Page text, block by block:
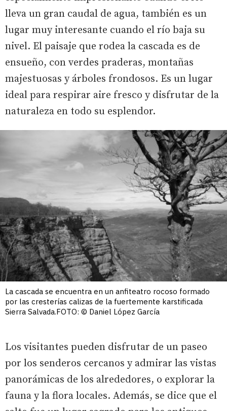
lleva un gran caudal de agua, también es un
lugar muy interesante cuando el río baja su
nivel. El paisaje que rodea la cascada es de
ensueño, con verdes praderas, montañas
majestuosas y árboles frondosos. Es un lugar
ideal para respirar aire fresco y disfrutar de la
naturaleza en todo su esplendor.
La cascada se encuentra en un anfiteatro rocoso formado
por las cresterías calizas de la fuertemente karstificada
Sierra Salvada.FOTO: © Daniel López García
Los visitantes pueden disfrutar de un paseo
por los senderos cercanos y admirar las vistas
panorámicas de los alrededores, o explorar la
fauna y la flora locales. Además, se dice que el